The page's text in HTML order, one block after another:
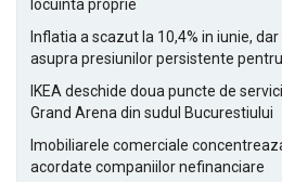
locuinta proprie
Inflatia a scazut la 10,4% in iunie,
asupra presiunilor persistente
IKEA deschide doua puncte de
Grand Arena din sudul Bucurestiului
Imobiliarele comerciale
acordate companiilor nefinanciare